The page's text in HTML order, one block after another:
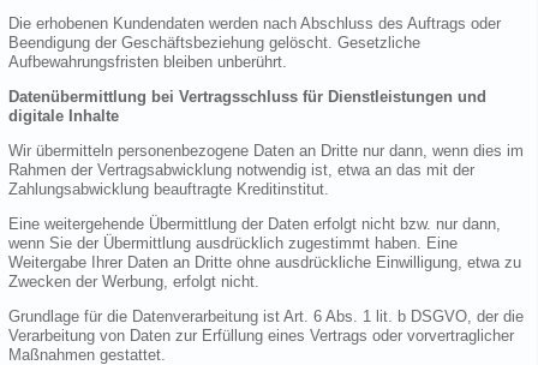
Die erhobenen Kundendaten werden nach Abschluss des Auftrags oder
Beendigung der Geschäftsbeziehung gelöscht. Gesetzliche
Aufbewahrungsfristen bleiben unberührt.
Datenübermittlung bei Vertragsschluss für Dienstleistungen und
digitale Inhalte
Wir übermitteln personenbezogene Daten an Dritte nur dann, wenn dies im
Rahmen der Vertragsabwicklung notwendig ist, etwa an das mit der
Zahlungsabwicklung beauftragte Kreditinstitut.
Eine weitergehende Übermittlung der Daten erfolgt nicht bzw. nur dann,
wenn Sie der Übermittlung ausdrücklich zugestimmt haben. Eine
Weitergabe Ihrer Daten an Dritte ohne ausdrückliche Einwilligung, etwa zu
Zwecken der Werbung, erfolgt nicht.
Grundlage für die Datenverarbeitung ist Art. 6 Abs. 1 lit. b DSGVO, der die
Verarbeitung von Daten zur Erfüllung eines Vertrags oder vorvertraglicher
Maßnahmen gestattet.